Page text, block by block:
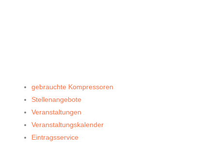
gebrauchte Kompressoren
Stellenangebote
Veranstaltungen
Veranstaltungskalender
Eintragsservice